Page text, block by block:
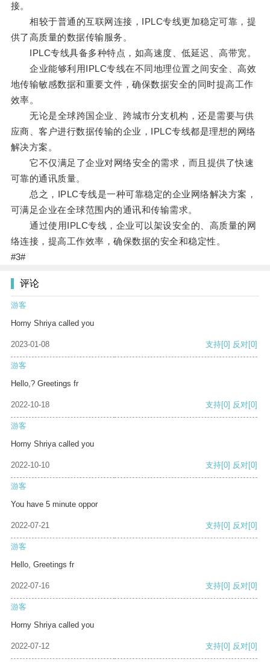
接。
相较于普通的互联网连接，IPLC专线更加稳定可靠，提
供了高质量的数据传输服务。
IPLC专线具备多种特点，如高速度、低延迟、高带宽。
企业能够利用IPLC专线在不同地理位置之间安全、高效
地传输敏感数据和重要文件，确保数据安全的同时提高工作
效率。
无论是全球跨国企业、跨城市分支机构，还是需要与供
应商、客户进行数据传输的企业，IPLC专线都是理想的网络
解决方案。
它不仅满足了企业对网络安全的需求，而且提供了快速
可靠的通讯质量。
总之，IPLC专线是一种可靠稳定的企业网络解决方案，
可满足企业在全球范围内的通讯和传输需求。
通过使用IPLC专线，企业可以架设安全的、高质量的网
络连接，提高工作效率，确保数据的安全和稳定性。
#3#
评论
游客
Horny Shriya called you
2023-01-08 支持[0] 反对[0]
游客
Hello,? Greetings fr
2022-10-18 支持[0] 反对[0]
游客
Horny Shriya called you
2022-10-10 支持[0] 反对[0]
游客
You have 5 minute oppor
2022-07-21 支持[0] 反对[0]
游客
Hello, Greetings fr
2022-07-16 支持[0] 反对[0]
游客
Horny Shriya called you
2022-07-12 支持[0] 反对[0]